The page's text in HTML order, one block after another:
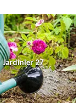
Jardinier 27